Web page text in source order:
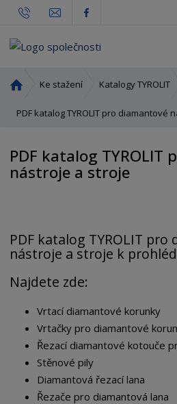
o
í
s
n
a
Ke stažení Katalogy TYROLIT
PDF katalog TYROLIT pro diamantové
PDF katalog TYROLIT
nástroje a stroje
PDF katalog TYROLIT pro
nástroje a stroje k
Najdete zde:
Vrtací diamantové korunky
Vrtačky pro diamantové
Řezací diamantové kotouče
Stěnové pily
Diamantová řezací lana
Řezače pro diamantová lana